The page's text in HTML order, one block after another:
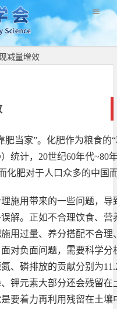
减量增效
肥当家”。化肥作为粮食的
统计，20世纪60年代~80
化肥对于人口众多的中国
施用带来的一些问题，
解。正如不合理饮食、
用过量、养分搭配不合
对负面问题，需要科学
、磷排放的贡献分别为
钾元素大部分还会残留
要着力再利用残留在土